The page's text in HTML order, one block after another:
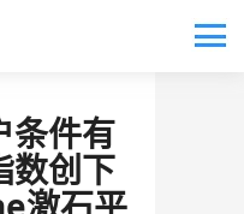
条件有
数创下